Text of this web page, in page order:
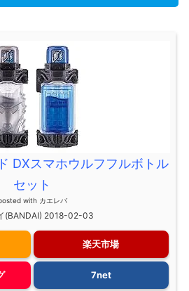
DXスマホウルフフルボトル
セット
with カエレバ
(BANDAI) 2018-02-03
楽天市場
7net